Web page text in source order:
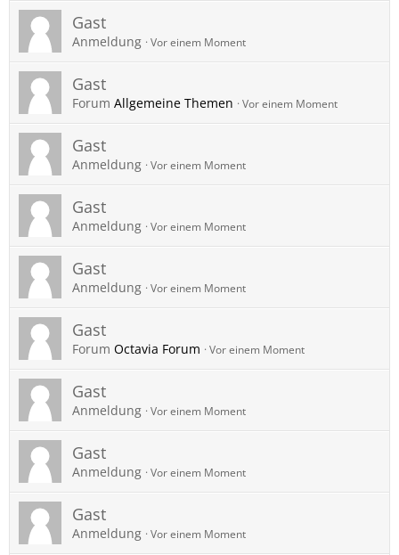
Gast
Anmeldung Vor einem Moment
Gast
Forum Allgemeine Themen Vor einem Moment
Gast
Anmeldung Vor einem Moment
Gast
Anmeldung Vor einem Moment
Gast
Anmeldung Vor einem Moment
Gast
Forum Octavia Forum Vor einem Moment
Gast
Anmeldung Vor einem Moment
Gast
Anmeldung Vor einem Moment
Gast
Anmeldung Vor einem Moment